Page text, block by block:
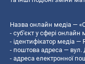
Назва онлайн медіа —
- суб'єкт у сфері онлайн
- ідентифікатор медіа —
- поштова адреса — вул.
- адреса електронної